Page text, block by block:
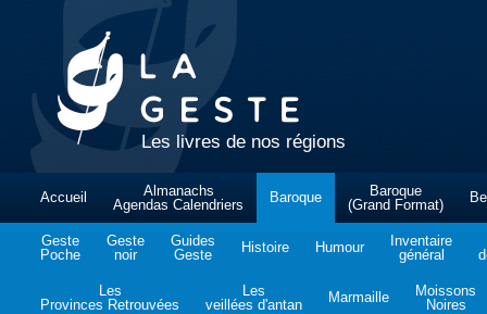
Les livres de nos régions
Accueil
Almanachs
Agendas Calendriers
Baroque
Baroque
(Grand Format)
Geste
Poche
Geste
noir
Guides
Geste
Histoire Humour
Inventaire
général
Les
Provinces Retrouvées
Les
veillées d'antan
Marmaille
Moissons
Noires